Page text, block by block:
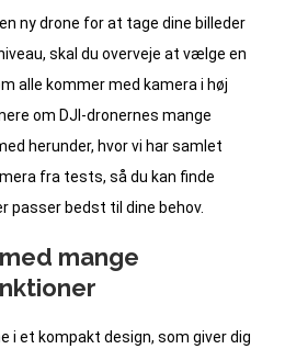
ny drone for at tage dine billeder
skal du overveje at vælge en
alle kommer med kamera i høj
om DJI-dronernes mange
herunder, hvor vi har samlet
fra tests, så du kan finde
passer bedst til dine behov.
mange
i et kompakt design, som giver dig